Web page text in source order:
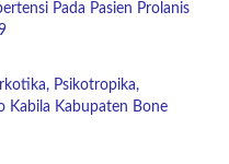
Pada Pasien Prolanis
Psikotropika,
Kabila Kabupaten Bone